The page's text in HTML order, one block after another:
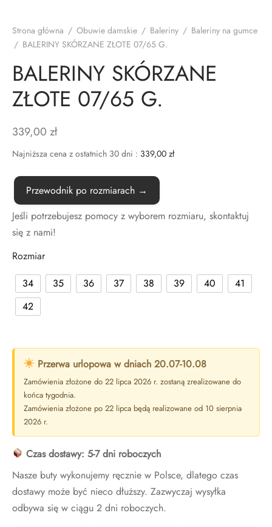
Strona główna / Obuwie damskie / Baleriny / Baleriny na gumce
/ BALERINY SKÓRZANE ZŁOTE 07/65 G.
BALERINY SKÓRZANE
ZŁOTE 07/65 G.
339,00 zł
Najniższa cena z ostatnich 30 dni : 339,00 zł
Przewodnik po rozmiarach →
Jeśli potrzebujesz pomocy z wyborem rozmiaru, skontaktuj
się z nami!
Rozmiar
34
35 36 37 38 39 40
41
42
Przerwa urlopowa w dniach 20.07-10.08
Zamówienia złożone do 22 lipca 2026 r. zostaną zrealizowane do
końca tygodnia.
Zamówienia złożone po 22 lipca będą realizowane od 10 sierpnia
2026 r.
Czas dostawy: 5-7 dni roboczych
Nasze buty wykonujemy ręcznie w Polsce, dlatego czas
dostawy może być nieco dłuższy. Zazwyczaj wysyłka
odbywa się w ciągu 2 dni roboczych.